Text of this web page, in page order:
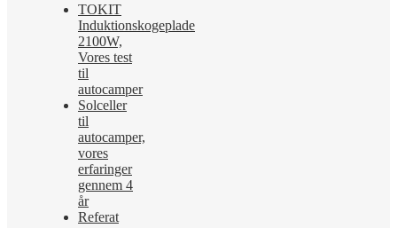
TOKIT
Induktionskogeplade
2100W,
Vores test
til
autocamper
Solceller
til
autocamper,
vores
erfaringer
gennem 4
år
Referat